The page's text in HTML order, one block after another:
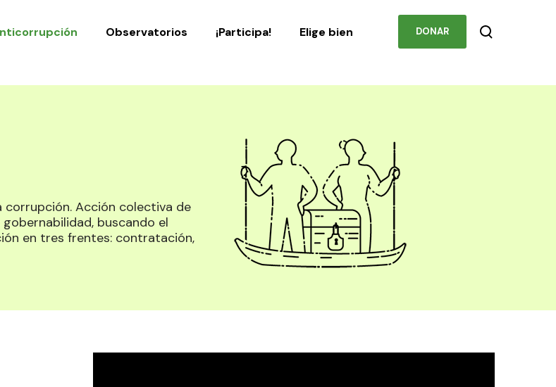
Observatorios ¡Participa! Elige bien DONAR
Acción colectiva de
buscando el
en tres frentes: contratación,